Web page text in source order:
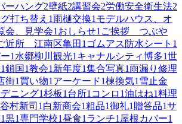
ーハング2壁紙2講習会2労働安全衛生法2
打ち替え 1雨樋交換1 モデルハウス、オ
会、見学会1 おしらせ1 ご挨拶 つぶや
近所 江南区亀田 1 ゴムアス防水シート 1
1 水郷柳川観光1 キャナルシティ博多1世
1鎖国1教会1 新年度1集合写真1雨漏り修理
街1 買い物1 アーケード1棟換気1 雪止金
ニング1杉板1 台所1 コンロ 1油はね1料理
谷村新司 1 白新商会1粗品1御礼1 贈答品1サ
1黒1専門学校1昼食1 ランチ1 屋根カバー1